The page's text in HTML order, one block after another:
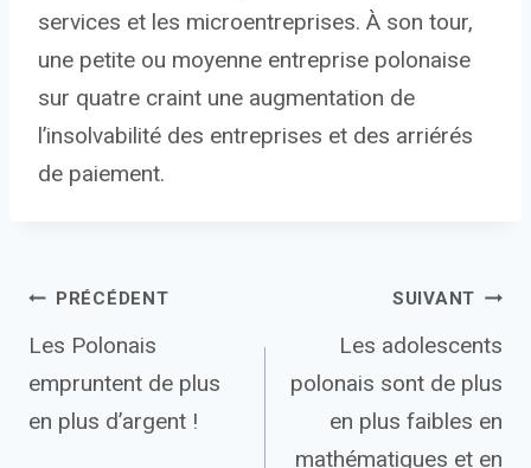
services et les microentreprises. À son tour,
une petite ou moyenne entreprise polonaise
sur quatre craint une augmentation de
l’insolvabilité des entreprises et des arriérés
de paiement.
Navigation
de
l’article
PRÉCÉDENT
Les Polonais
empruntent de plus
en plus d’argent !
SUIVANT
Les adolescents
polonais sont de plus
en plus faibles en
mathématiques et en